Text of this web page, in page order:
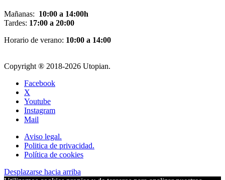
Mañanas: 10:00 a 14:00h
Tardes: 17:00 a 20:00
Horario de verano: 10:00 a 14:00
Copyright ® 2018-2026 Utopian.
Facebook
X
Youtube
Instagram
Mail
Aviso legal.
Politica de privacidad.
Política de cookies
Desplazarse hacia arriba